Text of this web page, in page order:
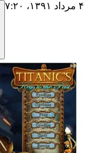
۴ مرداد ۱۳۹۱،‏ ۷:۲۰